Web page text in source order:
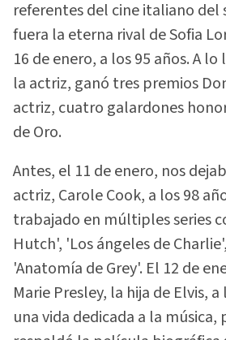
referentes del cine italiano del
fuera la eterna rival de Sofia
16 de enero, a los 95 años. A
la actriz, ganó tres premios
actriz, cuatro galardones
de Oro.
Antes, el 11 de enero, nos
actriz, Carole Cook, a los 98
trabajado en múltiples series
Hutch', 'Los ángeles de
'Anatomía de Grey'. El 12 de
Marie Presley, la hija de Elvis, a
una vida dedicada a la